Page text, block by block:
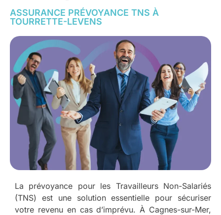
ASSURANCE PRÉVOYANCE TNS À
TOURRETTE-LEVENS
La prévoyance pour les Travailleurs Non-Salariés
(TNS) est une solution essentielle pour sécuriser
votre revenu en cas d’imprévu. À Cagnes-sur-Mer,